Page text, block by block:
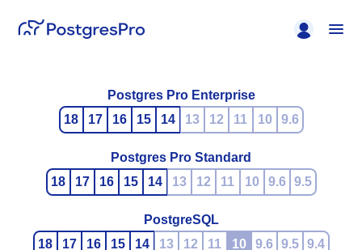
Postgres Pro Enterprise
18
17 16 15 14 13 12 11 10 9.6
Postgres Pro Standard
18
17 16 15 14 13 12 11 10 9.6 9.5
PostgreSQL
18
17 16 15 14 13 12 11 10 9.6 9.5 9.4